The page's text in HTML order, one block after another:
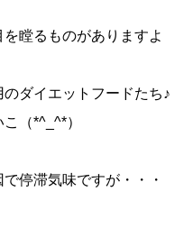
瞠るものがありますよ
ダイエットフードたち♪
（*^_^*）
停滞気味ですが・・・